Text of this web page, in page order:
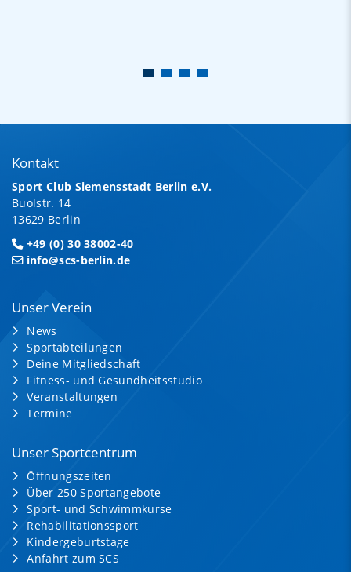
Kontakt
Sport Club Siemensstadt Berlin e.V.
Buolstr. 14
13629 Berlin
+49 (0) 30 38002-40
info@scs-berlin.de
Unser Verein
News
Sportabteilungen
Deine Mitgliedschaft
Fitness- und Gesundheitsstudio
Veranstaltungen
Termine
Unser Sportcentrum
Öffnungszeiten
Über 250 Sportangebote
Sport- und Schwimmkurse
Rehabilitationssport
Kindergeburtstage
Anfahrt zum SCS